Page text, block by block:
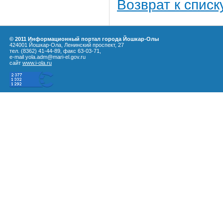
Возврат к
© 2011 Информационный портал города Йошкар-Олы
424001 Йошкар-Ола, Ленинский проспект, 27
тел. (8362) 41-44-89, факс 63-03-71,
e-mail yola.adm@mari-el.gov.ru
сайт www.i-ola.ru